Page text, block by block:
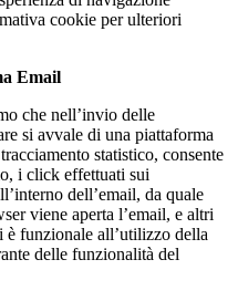
cookie per ulteriori
Email
che nell’invio delle
si avvale di una piattaforma
statistico, consente
i click effettuati sui
dell’email, da quale
viene aperta l’email, e altri
funzionale all’utilizzo della
delle funzionalità del